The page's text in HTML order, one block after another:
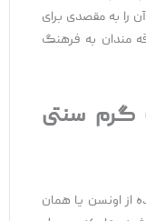
به مقصدی برای
‌مندان به فرهنگ
سنتی
از اونسن یا همان